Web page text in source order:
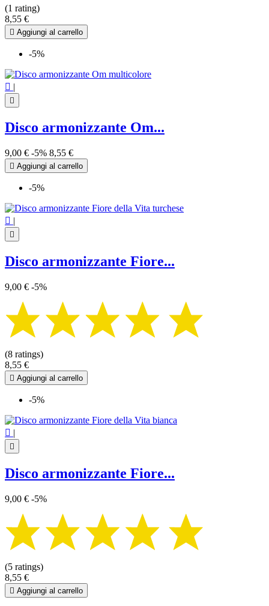
(1 rating)
8,55 €
 Aggiungi al carrello
-5%
 |

Disco armonizzante Om...
9,00 € -5% 8,55 €
 Aggiungi al carrello
-5%
 |

Disco armonizzante Fiore...
9,00 € -5%
(8 ratings)
8,55 €
 Aggiungi al carrello
-5%
 |

Disco armonizzante Fiore...
9,00 € -5%
(5 ratings)
8,55 €
 Aggiungi al carrello